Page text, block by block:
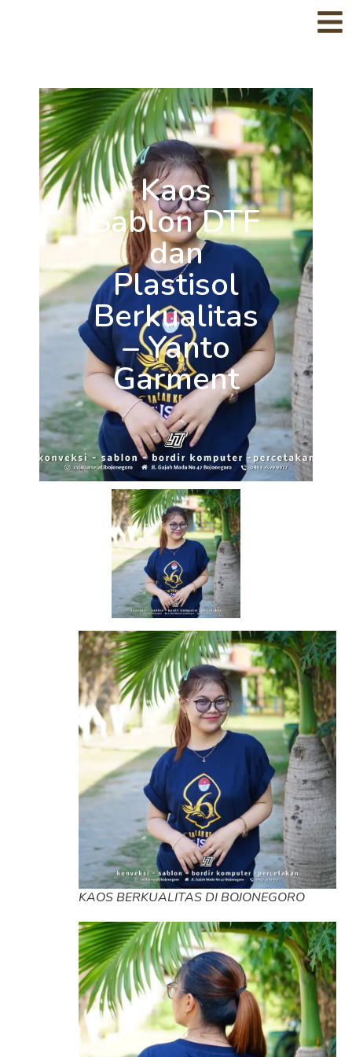
Kaos
Sablon DTF
dan
Plastisol
Berkualitas
– Yanto
Garment
KAOS BERKUALITAS DI BOJONEGORO